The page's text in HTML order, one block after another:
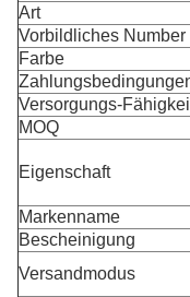
Art
Vorbildliches Number
Farbe
Versorgungs-
MOQ
Eigenschaft
Markenname
Bescheinigung
Versandmodus